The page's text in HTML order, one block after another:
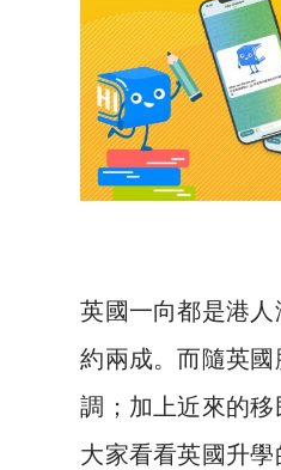
英國一向都是港
約兩成。而隨英
調；加上近來的
大家看看英國升學